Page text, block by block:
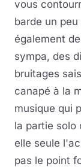
vous
barde un
également
sympa, des
bruitages
canapé à la
musique qui
la partie solo
elle seule
pas le point